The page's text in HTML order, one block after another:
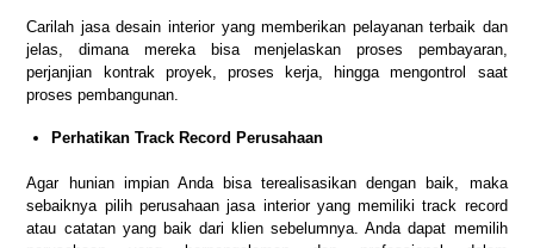
Carilah jasa desain interior yang memberikan pelayanan terbaik dan
jelas, dimana mereka bisa menjelaskan proses pembayaran,
perjanjian kontrak proyek, proses kerja, hingga mengontrol saat
proses pembangunan.
Perhatikan Track Record Perusahaan
Agar hunian impian Anda bisa terealisasikan dengan baik, maka
sebaiknya pilih perusahaan jasa interior yang memiliki track record
atau catatan yang baik dari klien sebelumnya. Anda dapat memilih